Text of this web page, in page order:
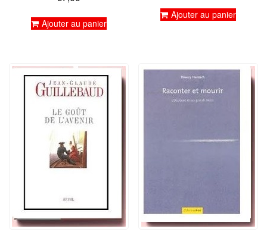
5.00
Ajouter au panier
initialactuel
Ajouter au panier